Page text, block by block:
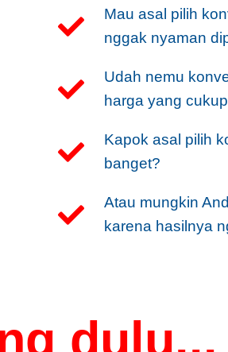
Mau asal pilih
nggak nyaman
Udah nemu
harga yang
Kapok asal pilih
banget?
Atau mungkin
karena hasilnya
dulu...